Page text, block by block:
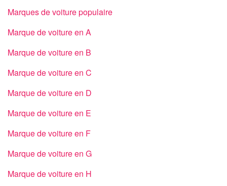
Marques de voiture populaire
Marque de voiture en A
Marque de voiture en B
Marque de voiture en C
Marque de voiture en D
Marque de voiture en E
Marque de voiture en F
Marque de voiture en G
Marque de voiture en H